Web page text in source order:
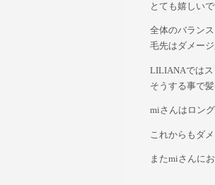
とても嬉しい
全体のバラン
毛先はダメー
LILIANAではス
そうする事で
miさんはロン
これからもダ
またmiさんに